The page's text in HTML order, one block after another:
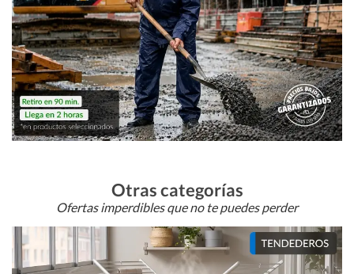
Otras categorías
Ofertas imperdibles que no te puedes perder